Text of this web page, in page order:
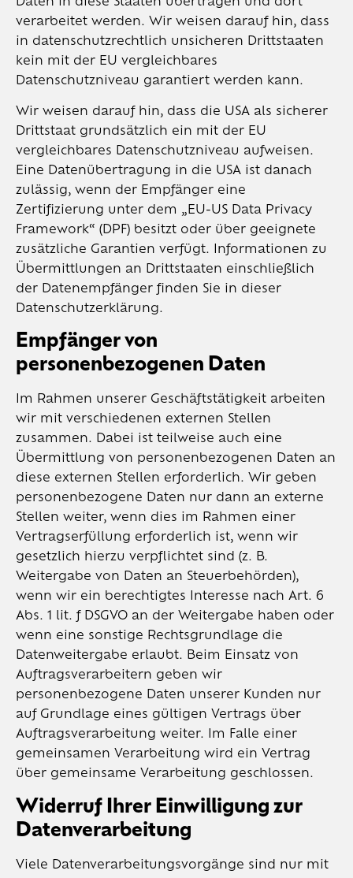
Daten in diese Staaten übertragen und dort
verarbeitet werden. Wir weisen darauf hin, dass
in datenschutzrechtlich unsicheren Drittstaaten
kein mit der EU vergleichbares
Datenschutzniveau garantiert werden kann.
Wir weisen darauf hin, dass die USA als sicherer
Drittstaat grundsätzlich ein mit der EU
vergleichbares Datenschutzniveau aufweisen.
Eine Datenübertragung in die USA ist danach
zulässig, wenn der Empfänger eine
Zertifizierung unter dem „EU-US Data Privacy
Framework“ (DPF) besitzt oder über geeignete
zusätzliche Garantien verfügt. Informationen zu
Übermittlungen an Drittstaaten einschließlich
der Datenempfänger finden Sie in dieser
Datenschutzerklärung.
Empfänger von
personenbezogenen Daten
Im Rahmen unserer Geschäftstätigkeit arbeiten
wir mit verschiedenen externen Stellen
zusammen. Dabei ist teilweise auch eine
Übermittlung von personenbezogenen Daten an
diese externen Stellen erforderlich. Wir geben
personenbezogene Daten nur dann an externe
Stellen weiter, wenn dies im Rahmen einer
Vertragserfüllung erforderlich ist, wenn wir
gesetzlich hierzu verpflichtet sind (z. B.
Weitergabe von Daten an Steuerbehörden),
wenn wir ein berechtigtes Interesse nach Art. 6
Abs. 1 lit. f DSGVO an der Weitergabe haben oder
wenn eine sonstige Rechtsgrundlage die
Datenweitergabe erlaubt. Beim Einsatz von
Auftragsverarbeitern geben wir
personenbezogene Daten unserer Kunden nur
auf Grundlage eines gültigen Vertrags über
Auftragsverarbeitung weiter. Im Falle einer
gemeinsamen Verarbeitung wird ein Vertrag
über gemeinsame Verarbeitung geschlossen.
Widerruf Ihrer Einwilligung zur
Datenverarbeitung
Viele Datenverarbeitungsvorgänge sind nur mit